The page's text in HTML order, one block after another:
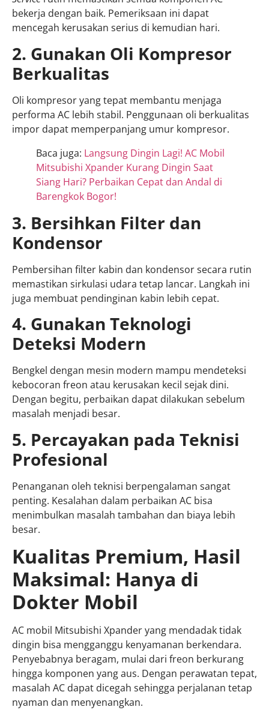
bekerja dengan baik. Pemeriksaan ini dapat
mencegah kerusakan serius di kemudian hari.
2. Gunakan Oli Kompresor
Berkualitas
Oli kompresor yang tepat membantu menjaga
performa AC lebih stabil. Penggunaan oli berkualitas
impor dapat memperpanjang umur kompresor.
Baca juga: Langsung Dingin Lagi! AC Mobil
Mitsubishi Xpander Kurang Dingin Saat
Siang Hari? Perbaikan Cepat dan Andal di
Barengkok Bogor!
3. Bersihkan Filter dan
Kondensor
Pembersihan filter kabin dan kondensor secara rutin
memastikan sirkulasi udara tetap lancar. Langkah ini
juga membuat pendinginan kabin lebih cepat.
4. Gunakan Teknologi
Deteksi Modern
Bengkel dengan mesin modern mampu mendeteksi
kebocoran freon atau kerusakan kecil sejak dini.
Dengan begitu, perbaikan dapat dilakukan sebelum
masalah menjadi besar.
5. Percayakan pada Teknisi
Profesional
Penanganan oleh teknisi berpengalaman sangat
penting. Kesalahan dalam perbaikan AC bisa
menimbulkan masalah tambahan dan biaya lebih
besar.
Kualitas Premium, Hasil
Maksimal: Hanya di
Dokter Mobil
AC mobil Mitsubishi Xpander yang mendadak tidak
dingin bisa mengganggu kenyamanan berkendara.
Penyebabnya beragam, mulai dari freon berkurang
hingga komponen yang aus. Dengan perawatan tepat,
masalah AC dapat dicegah sehingga perjalanan tetap
nyaman dan menyenangkan.